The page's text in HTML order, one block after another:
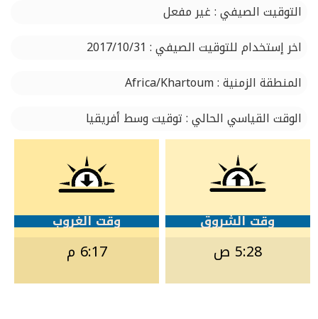
التوقيت الصيفي : غير مفعل
اخر إستخدام للتوقيت الصيفي : 2017/10/31
المنطقة الزمنية : Africa/Khartoum
الوقت القياسي الحالي : توقيت وسط أفريقيا
وقت الشروق
5:28 ص
وقت الغروب
6:17 م